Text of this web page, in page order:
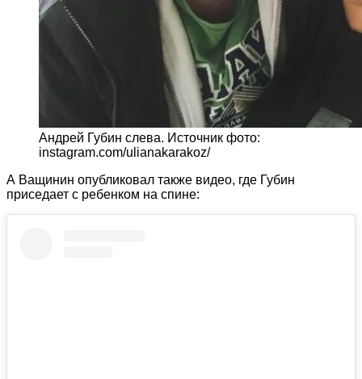
Андрей Губин слева. Источник фото:
instagram.com/ulianakarakoz/
А Ващинин опубликовал также видео, где Губин
приседает с ребенком на спине: